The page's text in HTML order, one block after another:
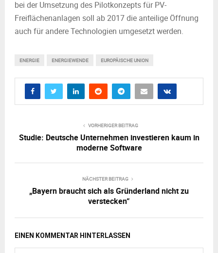
bei der Umsetzung des Pilotkonzepts für PV-
Freiflächenanlagen soll ab 2017 die anteilige Öffnung
auch für andere Technologien umgesetzt werden.
ENERGIE ENERGIEWENDE EUROPÄISCHE UNION
VORHERIGER BEITRAG
Studie: Deutsche Unternehmen investieren kaum in
moderne Software
NÄCHSTER BEITRAG
„Bayern braucht sich als Gründerland nicht zu
verstecken“
EINEN KOMMENTAR HINTERLASSEN